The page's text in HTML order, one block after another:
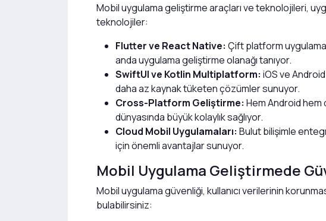
Mobil uygulama geliştirme araçları ve teknolojileri,
teknolojiler:
Flutter ve React Native: Çift platform
anda uygulama geliştirme olanağı tanıyor.
SwiftUI ve Kotlin Multiplatform: iOS ve
daha az kaynak tüketen çözümler sunuyor.
Cross-Platform Geliştirme: Hem Android hem
dünyasında büyük kolaylık sağlıyor.
Cloud Mobil Uygulamaları: Bulut bilişimle
için önemli avantajlar sunuyor.
Mobil Uygulama Geliştirmede
Mobil uygulama güvenliği, kullanıcı verilerinin
bulabilirsiniz: